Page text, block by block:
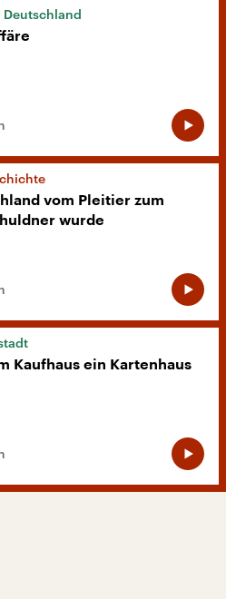
vom Pleitier zum
wurde
Kaufhaus ein Kartenhaus